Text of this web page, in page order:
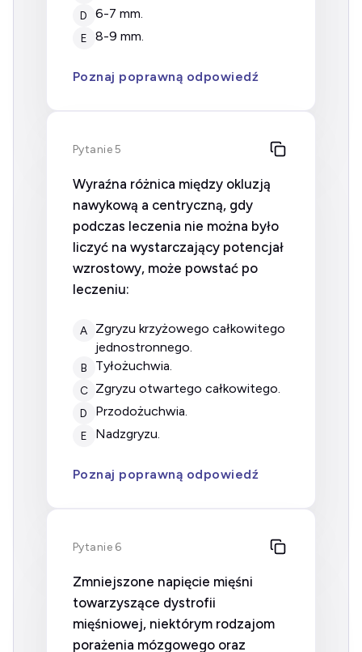
D 6-7 mm.
E 8-9 mm.
Poznaj poprawną odpowiedź
Pytanie 5
Wyraźna różnica między okluzją
nawykową a centryczną, gdy
podczas leczenia nie można było
liczyć na wystarczający potencjał
wzrostowy, może powstać po
leczeniu:
A
zgryzu krzyżowego całkowitego
jednostronnego.
B tyłożuchwia.
C zgryzu otwartego całkowitego.
D przodożuchwia.
E nadzgryzu.
Poznaj poprawną odpowiedź
Pytanie 6
Zmniejszone napięcie mięśni
towarzyszące dystrofii
mięśniowej, niektórym rodzajom
porażenia mózgowego oraz